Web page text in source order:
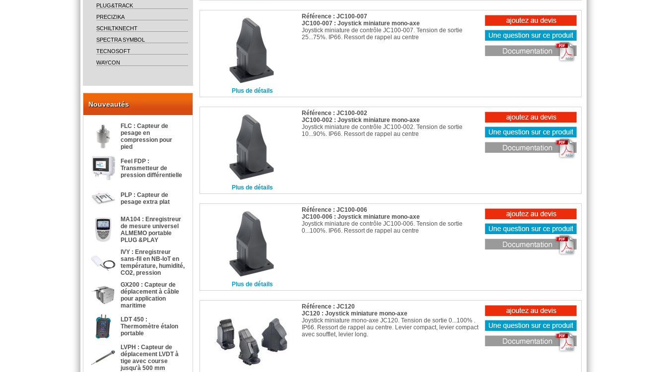
PLUG&TRACK
PRECIZIKA
SCHILTKNECHT
SPECTRA SYMBOL
TECNOSOFT
WAYCON
Nouveautés
FLC : Capteur de
pesage en
compression pour
pied
Feel FDP :
Transmetteur de
pression différentielle
PLP : Capteur de
pesage extra plat
MA104 : Enregistreur
de mesure universel
ALMEMO portable
PLUG &PLAY
IVY : Enregistreur
sans-fil en NB-IoT en
température, humidité,
CO2, pression
GX200 : Capteur de
déplacement à câble
pour application
maritime
LDT 450 :
Thermomètre étalon
portable
LVPH : Capteur de
déplacement LVDT à
tige avec course
jusqu'à 500 mm
Plus de détails
Référence : JC100-007
JC100-007 : Joystick miniature mono-axe
Joystick miniature de contrôle JC100-007. Tension de sortie
25...75%. IP66. Ressort de rappel au centre
Plus de détails
Référence : JC100-002
JC100-002 : Joystick miniature mono-axe
Joystick miniature de contrôle JC100-002. Tension de sortie
10...90%. IP66. Ressort de rappel au centre
Plus de détails
Référence : JC100-006
JC100-006 : Joystick miniature mono-axe
Joystick miniature de contrôle JC100-006. Tension de sortie
0...100%. IP66. Ressort de rappel au centre
Référence : JC120
JC120 : Joystick miniature mono-axe
Joystick miniature mono-axe JC120. Tension de sortie 0...100% .
IP66. Ressort de rappel au centre. Levier compact, levier compact
avec soufflet, levier long.